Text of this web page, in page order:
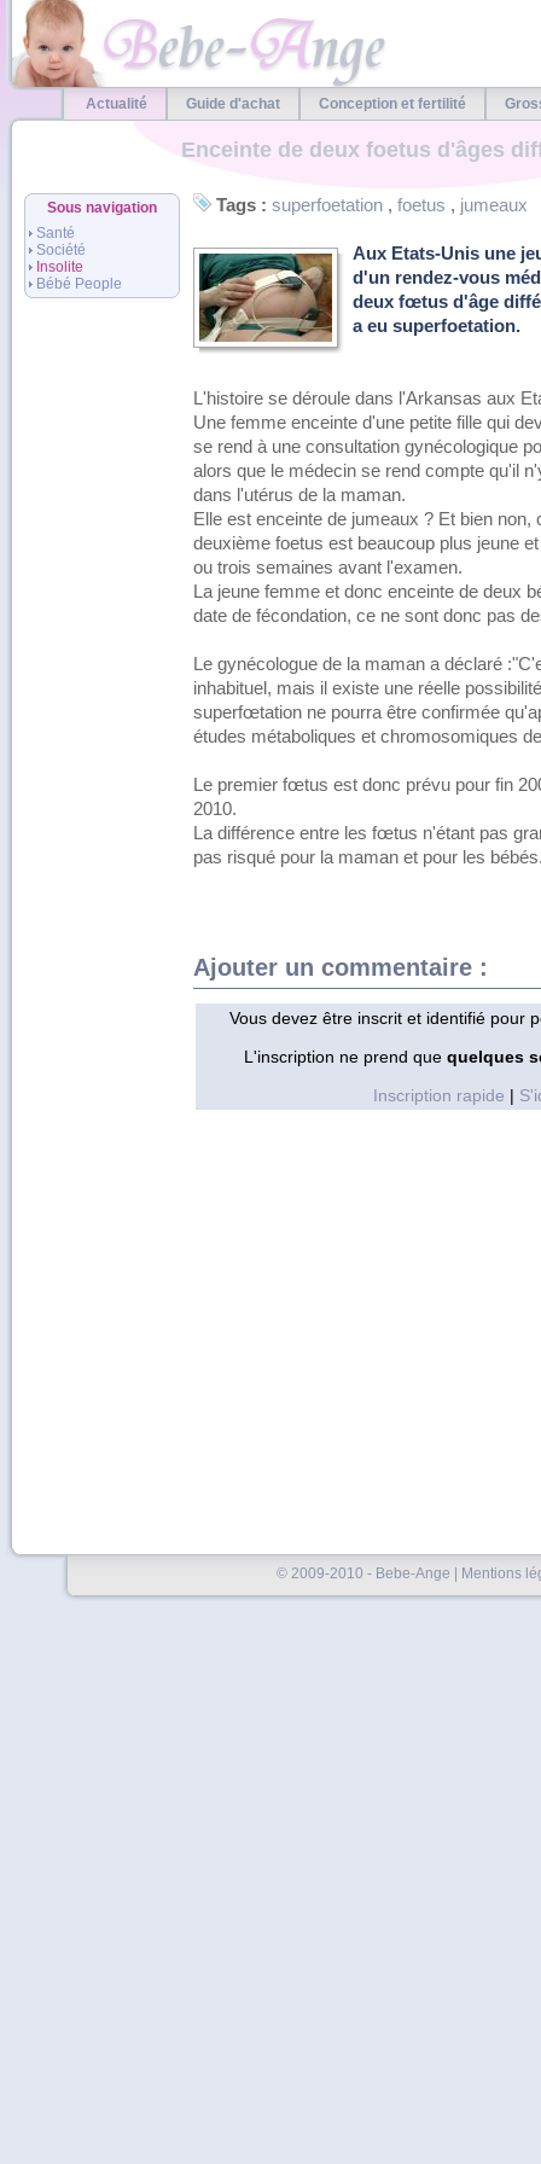
Actualité Guide d'achat Conception et fertilité
Enceinte de deux foetus d'âges
Tags : superfoetation , foetus , jumeaux
Aux Etats-Unis une
d'un rendez-vous
deux fœtus d'âge
a eu superfoetation.
L'histoire se déroule dans l'Arkansas aux
Une femme enceinte d'une petite fille qui
se rend à une consultation gynécologique
alors que le médecin se rend compte qu'il
dans l'utérus de la maman.
Elle est enceinte de jumeaux ? Et bien
deuxième foetus est beaucoup plus jeune
ou trois semaines avant l'examen.
La jeune femme et donc enceinte de deux
date de fécondation, ce ne sont donc pas
Le gynécologue de la maman a déclaré
inhabituel, mais il existe une réelle
superfœtation ne pourra être confirmée
études métaboliques et chromosomiques
Le premier fœtus est donc prévu pour fin
2010.
La différence entre les fœtus n'étant pas
pas risqué pour la maman et pour les
Ajouter un commentaire :
Vous devez être inscrit et identifié pour
L'inscription ne prend que quelques
Inscription rapide |
Sous navigation
Santé
Société
Insolite
Bébé People
© 2009-2010 - Bebe-Ange | Mentions